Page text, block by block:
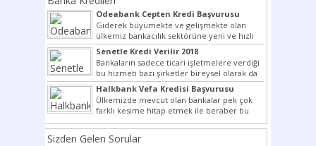
Odeabank Cepten Kredi Başvurusu
KREDIM 8444
Giderek büyümekte ve gelişmekte olan
ülkemiz bankacılık sektörüne yeni ve hızlı
bir giriş yapmış olan...
Senetle Kredi Verilir 2018
Bankaların sadece ticari işletmelere verdiği
bu hizmeti bazı şirketler bireysel olarak da
vermektedir. Senetle kredi...
Halkbank Vefa Kredisi Başvurusu
Ülkemizde mevcut olan bankalar pek çok
farklı kesime hitap etmek ile beraber bu
noktada son...
Sizden Gelen Sorular